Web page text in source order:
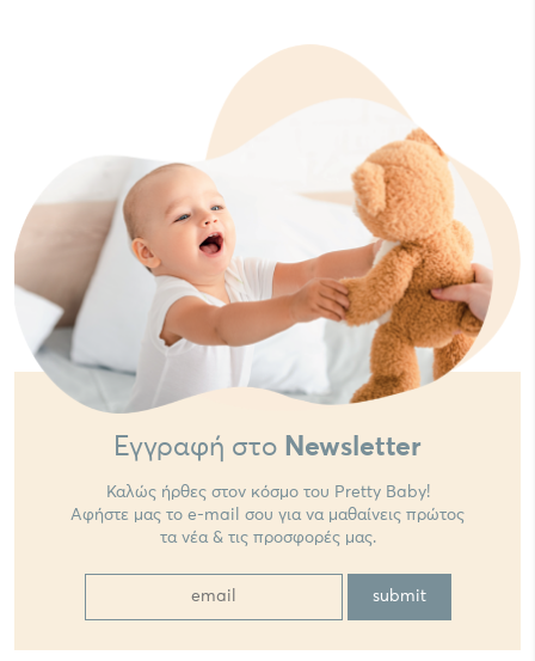
Εγγραφή στο Newsletter
Καλώς ήρθες στον κόσμο του Pretty Baby!
Αφήστε μας το e-mail σου για να μαθαίνεις πρώτος
τα νέα & τις προσφορές μας.